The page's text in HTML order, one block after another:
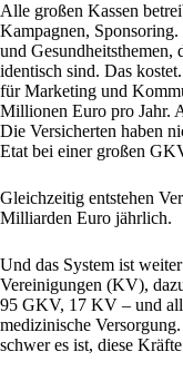
Alle großen Kassen
Kampagnen,
und Gesundheitsthemen,
identisch sind. Das
für Marketing und
Millionen Euro pro Jahr.
Die Versicherten haben
Etat bei einer großen
Gleichzeitig entstehen
Milliarden Euro jährlich.
Und das System ist
Vereinigungen (KV),
95 GKV, 17 KV – und
medizinische
schwer es ist, diese